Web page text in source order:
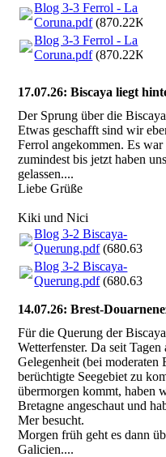
Blog 3-3 Ferrol - La
Coruna.pdf(870.22KB)
Blog 3-3 Ferrol - La
Coruna.pdf(870.22KB)
17.07.26: Biscaya liegt
Der Sprung über die
Etwas geschafft sind wir
Ferrol angekommen. Es
zumindest bis jetzt haben
gelassen....
Liebe Grüße
Kiki und Nici
Blog 3-2 Biscaya-
Querung.pdf(680.63KB)
Blog 3-2 Biscaya-
Querung.pdf(680.63KB)
14.07.26: Brest-
Für die Querung der
Wetterfenster. Da seit
Gelegenheit (bei moderaten
berüchtigte Seegebiet zu
übermorgen kommt, haben
Bretagne angeschaut und
Mer besucht.
Morgen früh geht es dann
Galicien....